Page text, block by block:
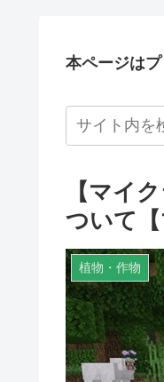
本ページは
【マイ
ついて【
植物・作物